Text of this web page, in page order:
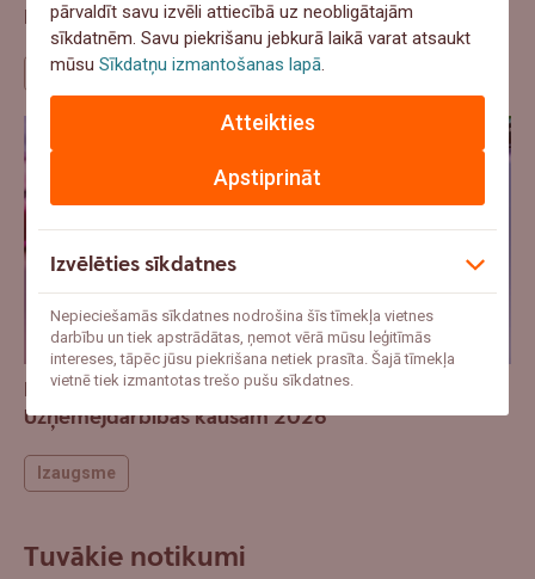
Ražošana aug, bet izaugsme ir nevienmērīga
Ekonomika
Latvijas uzņēmēji mudināti pieteikties Pasaules
Uzņēmējdarbības kausam 2026
Izaugsme
Tuvākie notikumi
pārvaldīt savu izvēli attiecībā uz neobligātajām
sīkdatnēm. Savu piekrišanu jebkurā laikā varat atsaukt
mūsuSīkdatņu izmantošanas lapā.
Apstiprināt
Atteikties
Izvēlēties sīkdatnes
Nepieciešamās sīkdatnes nodrošina šīs tīmekļa vietnes
darbību un tiek apstrādātas, ņemot vērā mūsu leģitīmās
intereses, tāpēc jūsu piekrišana netiek prasīta. Šajā tīmekļa
vietnē tiek izmantotas trešo pušu sīkdatnes.